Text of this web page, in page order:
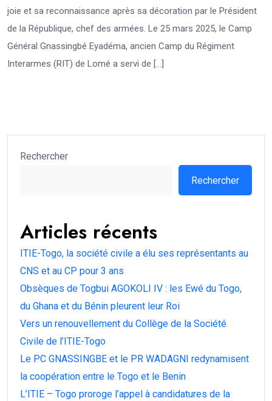
joie et sa reconnaissance après sa décoration par le Président
de la République, chef des armées. Le 25 mars 2025, le Camp
Général Gnassingbé Eyadéma, ancien Camp du Régiment
Interarmes (RIT) de Lomé a servi de […]
Rechercher
Rechercher
Articles récents
ITIE-Togo, la société civile a élu ses représentants au
CNS et au CP pour 3 ans
Obsèques de Togbui AGOKOLI IV : les Ewé du Togo,
du Ghana et du Bénin pleurent leur Roi
Vers un renouvellement du Collège de la Société
Civile de l’ITIE-Togo
Le PC GNASSINGBE et le PR WADAGNI redynamisent
la coopération entre le Togo et le Benin
L’ITIE – Togo proroge l’appel à candidatures de la